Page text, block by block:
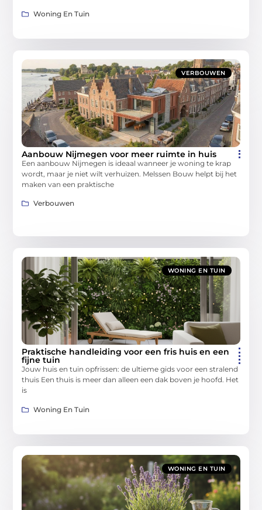
Woning En Tuin
VERBOUWEN
Aanbouw Nijmegen voor meer ruimte in huis
Een aanbouw Nijmegen is ideaal wanneer je woning te krap
wordt, maar je niet wilt verhuizen. Melssen Bouw helpt bij het
maken van een praktische
Verbouwen
WONING EN TUIN
Praktische handleiding voor een fris huis en een
fijne tuin
Jouw huis en tuin opfrissen: de ultieme gids voor een stralend
thuis Een thuis is meer dan alleen een dak boven je hoofd. Het
is
Woning En Tuin
WONING EN TUIN